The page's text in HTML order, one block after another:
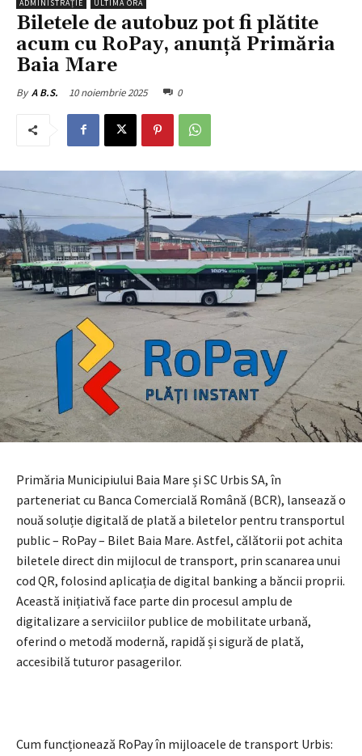
ADMINISTRAȚIE ULTIMA ORĂ
Biletele de autobuz pot fi plătite
acum cu RoPay, anunță Primăria
Baia Mare
By A B.S. 10 noiembrie 2025 0
Primăria Municipiului Baia Mare și SC Urbis SA, în
parteneriat cu Banca Comercială Română (BCR), lansează o
nouă soluție digitală de plată a biletelor pentru transportul
public – RoPay – Bilet Baia Mare. Astfel, călătorii pot achita
biletele direct din mijlocul de transport, prin scanarea unui
cod QR, folosind aplicația de digital banking a băncii proprii.
Această inițiativă face parte din procesul amplu de
digitalizare a serviciilor publice de mobilitate urbană,
oferind o metodă modernă, rapidă și sigură de plată,
accesibilă tuturor pasagerilor.
Cum funcționează RoPay în mijloacele de transport Urbis: